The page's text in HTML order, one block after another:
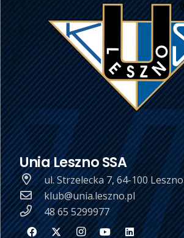
Unia Leszno SSA
ul. Strzelecka 7, 64-100 Leszno
klub@unia.leszno.pl
48 65 5299977